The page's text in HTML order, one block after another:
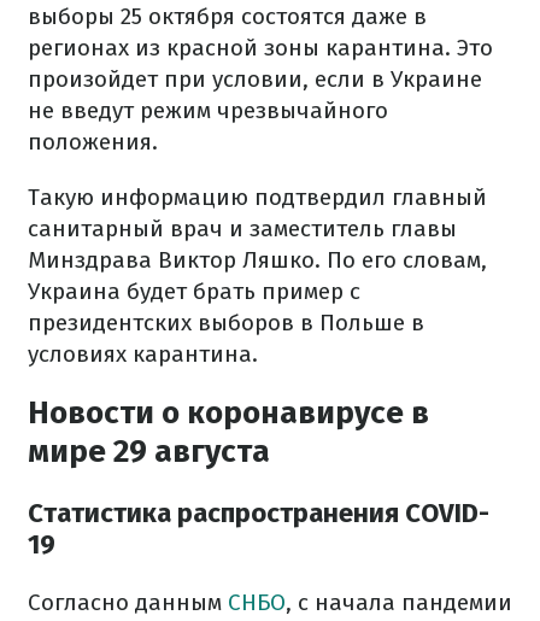
выборы 25 октября состоятся даже в
регионах из красной зоны карантина. Это
произойдет при условии, если в Украине
не введут режим чрезвычайного
положения.
Такую информацию подтвердил главный
санитарный врач и заместитель главы
Минздрава Виктор Ляшко. По его словам,
Украина будет брать пример с
президентских выборов в Польше в
условиях карантина.
Новости о коронавирусе в
мире 29 августа
Статистика распространения COVID-
19
Согласно данным СНБО, с начала пандемии